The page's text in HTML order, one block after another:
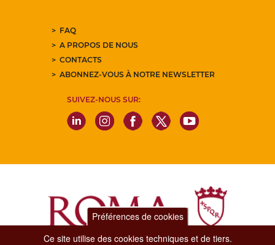
FAQ
A PROPOS DE NOUS
CONTACTS
ABONNEZ-VOUS À NOTRE NEWSLETTER
SUIVEZ-NOUS SUR:
Préférences de cookies
Ce site utilise des cookies techniques et de tiers.